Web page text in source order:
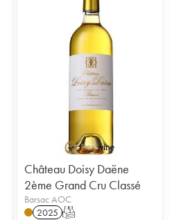
Château Doisy Daëne
2ème Grand Cru Classé
Barsac AOC
2025 T